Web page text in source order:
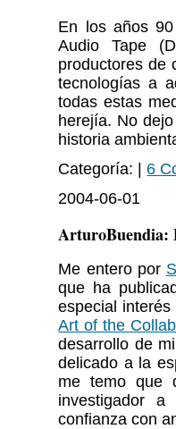
En los años
Audio Tape
productores de
tecnologías a
todas estas
herejía. No
historia
Categoría: | 6
2004-06-01
ArturoBuendia:
Me entero por
que ha
especial
Art of the
desarrollo de
delicado a la
me temo que
investigador
confianza con